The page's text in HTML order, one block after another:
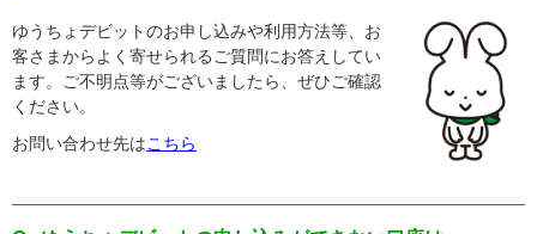
ゆうちょデビットのお申し込みや利用方法等、お
客さまからよく寄せられるご質問にお答えしてい
ます。ご不明点等がございましたら、ぜひご確認
ください。
お問い合わせ先はこちら